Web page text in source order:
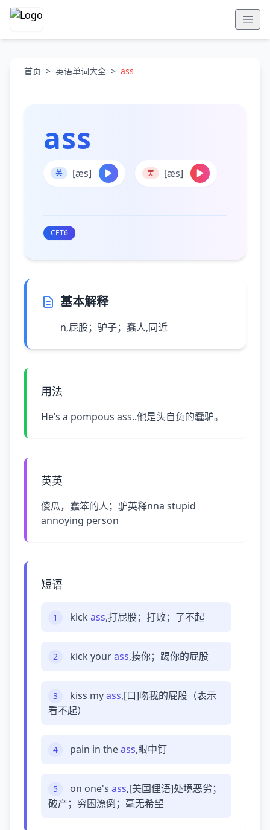
首页 > 英语单词大全 > ass
ass
英 [æs] 美 [æs]
CET6
基本解释
n,屁股；驴子；蠢人,同近
用法
He’s a pompous ass..他是头自负的蠢驴。
英英
傻瓜，蠢笨的人；驴英释nna stupid
annoying person
短语
1 kick ass,打屁股；打败；了不起
2 kick yourass,揍你；踢你的屁股
3 kiss myass,[口]吻我的屁股（表示
看不起）
4 pain in theass,眼中钉
5 on one's ass,[美国俚语]处境恶劣；
破产；穷困潦倒；毫无希望